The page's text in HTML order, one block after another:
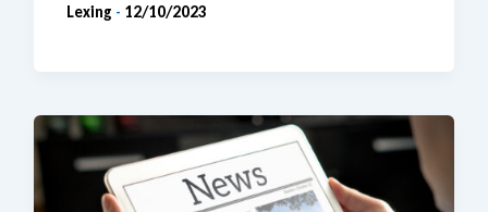
Lexing - 12/10/2023